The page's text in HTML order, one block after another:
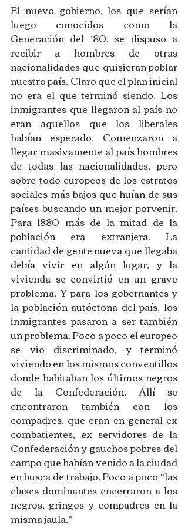
El nuevo gobierno, los que serían
luego conocidos como la
Generación del ’80, se dispuso a
recibir a hombres de otras
nacionalidades que quisieran poblar
nuestro país. Claro que el plan inicial
no era el que terminó siendo. Los
inmigrantes que llegaron al país no
eran aquellos que los liberales
habían esperado. Comenzaron a
llegar masivamente al país hombres
de todas las nacionalidades, pero
sobre todo europeos de los estratos
sociales más bajos que huían de sus
países buscando un mejor porvenir.
Para 1880 más de la mitad de la
población era extranjera. La
cantidad de gente nueva que llegaba
debía vivir en algún lugar, y la
vivienda se convirtió en un grave
problema. Y para los gobernantes y
la población autóctona del país, los
inmigrantes pasaron a ser también
un problema. Poco a poco el europeo
se vio discriminado, y terminó
viviendo en los mismos conventillos
donde habitaban los últimos negros
de la Confederación. Allí se
encontraron también con los
compadres, que eran en general ex
combatientes, ex servidores de la
Confederación y gauchos pobres del
campo que habían venido a la ciudad
en busca de trabajo. Poco a poco “las
clases dominantes encerraron a los
negros, gringos y compadres en la
misma jaula.”